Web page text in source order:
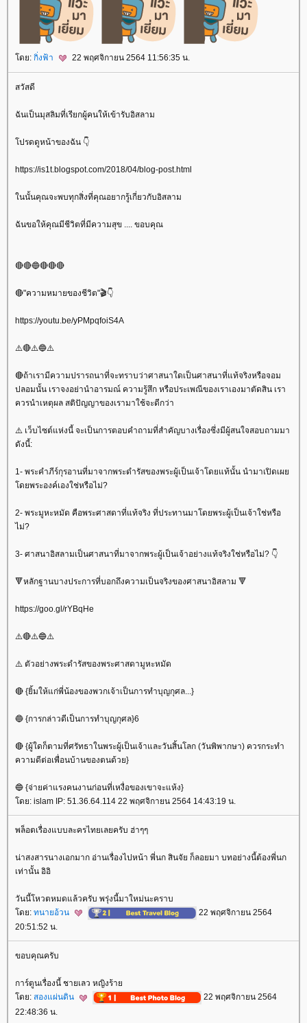
ดย: กิ่งฟ้า 22 พฤศจิกายน 2564 11:56:35 น.
สวัสดี
ฉันเป็นมุสลิมที่เรียกผู้คนให้เข้ารับอิสลาม
ปรดดูหน้าของฉัน 👇
https://is1t.blogspot.com/2018/04/blog-post.html
นนั้นคุณจะพบทุกสิ่งที่คุณอยากรู้เกี่ยวกับอิสลาม
ฉันขอให้คุณมีชีวิตที่มีความสุข .... ขอบคุณ
🔴🔴🔵🔴🔴🔴
🔴"ความหมายของชีวิต"🎬👇
https://youtu.be/yPMpqfoiS4A
⚠️🔴⚠️🔵⚠️
🔴ถ้าเรามีความปรารถนาที่จะทราบว่าศาสนาใดเป็นศาสนาที่แท้จริงหรือจอม
ปลอมนั้น เราจงอย่านำอารมณ์ ความรู้สึก หรือประเพณีของเราเองมาตัดสิน เรา
ควรนำเหตุผล สติปัญญาของเรามาใช้จะดีกว่า
⚠️ เว็บไซต์แห่งนี้ จะเป็นการตอบคำถามที่สำคัญบางเรื่องซึ่งมีผู้สนใจสอบถามมา
ดังนี้:
1- พระคำภีร์กุรอานที่มาจากพระดำรัสของพระผู้เป็นเจ้าโดยแท้นั้น นำมาเปิดเผ
ดยพระองค์เองใช่หรือไม่?
2- พระมูหะหมัด คือพระศาสดาที่แท้จริง ที่ประทานมาโดยพระผู้เป็นเจ้าใช่หรือ
ไม่?
3- ศาสนาอิสลามเป็นศาสนาที่มาจากพระผู้เป็นเจ้าอย่างแท้จริงใช่หรือไม่? 👇
🔻หลักฐานบางประการที่บอกถึงความเป็นจริงของศาสนาอิสลาม 🔻
https://goo.gl/rYBqHe
⚠️🔴⚠️🔵⚠️
⚠️ ตัวอย่างพระดำรัสของพระศาสดามูหะหมัด
🔴 {ยิ้มให้แก่พี่น้องของพวกเจ้าเป็นการทำบุญกุศล...}
🔵 {การกล่าวดีเป็นการทำบุญกุศล}6
🔴 {ผู้ใดก็ตามที่ศรัทธาในพระผู้เป็นเจ้าและวันสิ้นโลก (วันพิพากษา) ควรกระทำ
ความดีต่อเพื่อนบ้านของตนด้วย}
🔵 {จ่ายค่าแรงคนงานก่อนที่เหงื่อของเขาจะแห้ง}
ดย: islam IP: 51.36.64.114 22 พฤศจิกายน 2564 14:43:19 น.
พล็อตเรื่องแบบละครไทยเลยครับ ฮ่าๆๆ
น่าสงสารนางเอกมาก อ่านเรื่องไปหน้า พี่นก สินจัย ก็ลอยมา บทอย่างนี้ต้องพี่นก
เท่านั้น อิอิ
วันนี้โหวตหมดแล้วครับ พรุ่งนี้มาใหม่นะคราบ
ดย: ทนายอ้วน
22 พฤศจิกายน 2564
20:51:52 น.
ขอบคุณครับ
การ์ตูนเรื่องนี้ ชายเลว หญิงร้า
ดย: สองแผ่นดิน
22 พฤศจิกายน 2564
22:48:36 น.